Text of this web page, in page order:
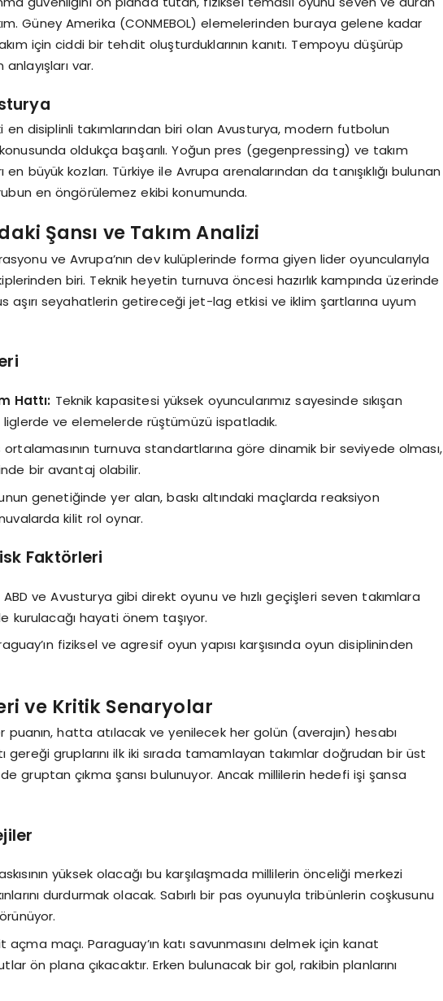
Güney Amerika (CONMEBOL) elemelerinden buraya gelene kadar
için ciddi bir tehdit oluşturduklarının kanıtı. Tempoyu düşürüp
var.
disiplinli takımlarından biri olan Avusturya, modern futbolun
oldukça başarılı. Yoğun pres (gegenpressing) ve takım
büyük kozları. Türkiye ile Avrupa arenalarından da tanışıklığı bulunan
en öngörülemez ekibi konumunda.
Şansı ve Takım Analizi
ve Avrupa’nın dev kulüplerinde forma giyen lider oyuncularıyla
biri. Teknik heyetin turnuva öncesi hazırlık kampında üzerinde
aşırı seyahatlerin getireceği jet-lag etkisi ve iklim şartlarına uyum
Hattı: Teknik kapasitesi yüksek oyuncularımız sayesinde sıkışan
ve elemelerde rüştümüzü ispatladık.
ortalamasının turnuva standartlarına göre dinamik bir seviyede olması,
bir avantaj olabilir.
genetiğinde yer alan, baskı altındaki maçlarda reaksiyon
kilit rol oynar.
Faktörleri
ABD ve Avusturya gibi direkt oyunu ve hızlı geçişleri seven takımlara
kurulacağı hayati önem taşıyor.
fiziksel ve agresif oyun yapısı karşısında oyun disiplininden
ve Kritik Senaryolar
hatta atılacak ve yenilecek her golün (averajın) hesabı
gereği gruplarını ilk iki sırada tamamlayan takımlar doğrudan bir üst
gruptan çıkma şansı bulunuyor. Ancak millilerin hedefi işi şansa
yüksek olacağı bu karşılaşmada millilerin önceliği merkezi
durdurmak olacak. Sabırlı bir pas oyunuyla tribünlerin coşkusunu
açma maçı. Paraguay’ın katı savunmasını delmek için kanat
ön plana çıkacaktır. Erken bulunacak bir gol, rakibin planlarını